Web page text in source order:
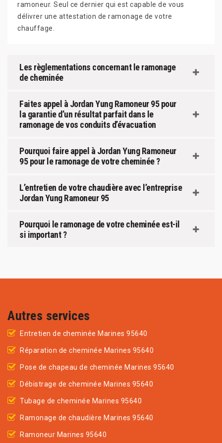
ramoneur. Seul ce dernier qui est capable de vous
délivrer une attestation de ramonage de votre
chauffage.
Les règlementations concernant le ramonage
de cheminée
Faites appel à Jordan Yung Ramoneur 95 pour
la garantie d’un résultat parfait dans le
ramonage de vos conduits d’évacuation
Pourquoi faire appel à Jordan Yung Ramoneur
95 pour le ramonage de votre cheminée ?
L’entretien de votre chaudière avec l’entreprise
Jordan Yung Ramoneur 95
Pourquoi le ramonage de votre cheminée est-il
si important ?
Autres services
Entretien de cheminée Marines 95640
Réparation de cheminée Marines 95640
Pose de chapeau de cheminée Marines 95640
Débistrage de cheminée Marines 95640
Tubage de cheminée Marines 95640
Ramonage de chaudière Marines 95640
Ramoneur Marines 95640